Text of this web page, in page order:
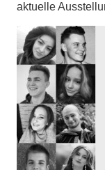
aktuelle